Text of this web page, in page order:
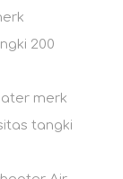
200
merk
tangki